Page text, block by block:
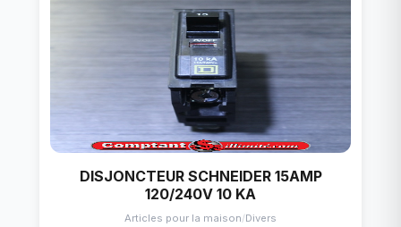
DISJONCTEUR SCHNEIDER 15AMP
120/240V 10 KA
Articles pour la maison/Divers